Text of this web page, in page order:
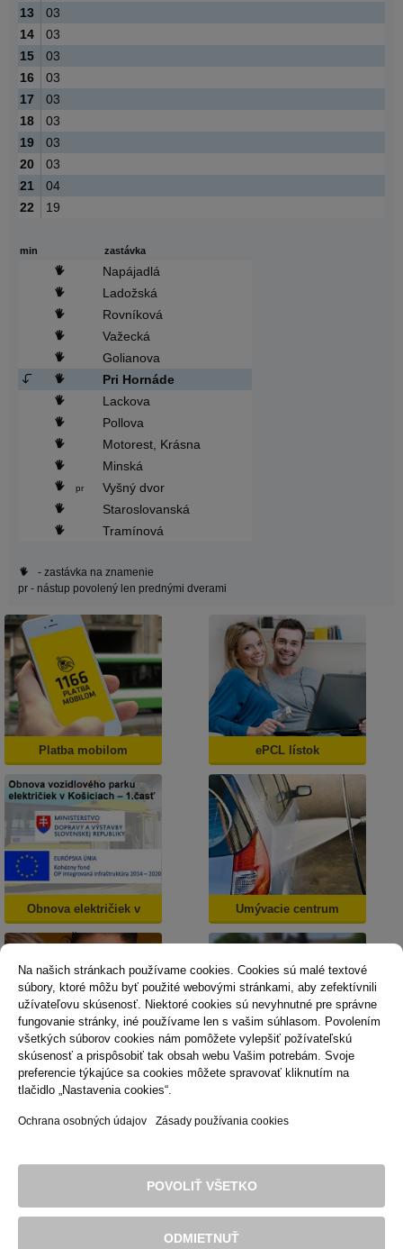
Na našich stránkach používame cookies. Cookies sú malé textové
súbory, ktoré môžu byť použité webovými stránkami, aby zefektívnili
užívateľovu skúsenosť. Niektoré cookies sú nevyhnutné pre správne
fungovanie stránky, iné používame len s vašim súhlasom. Povolením
všetkých súborov cookies nám pomôžete vylepšiť požívateľskú
skúsenosť a prispôsobiť tak obsah webu Vašim potrebám. Svoje
preferencie týkajúce sa cookies môžete spravovať kliknutím na
tlačidlo „Nastavenia cookies“.
Ochrana osobných údajov Zásady používania cookies
ODMIETNUŤ
POVOLIŤ VŠETKO
min zastávka
Napájadlá
Ladožská
Rovníková
Važecká
Golianova
Pri Hornáde
Lackova
Pollova
Motorest, Krásna
Minská
pr
Vyšný dvor
Staroslovanská
Tramínová
13
03
14
03
15
03
16
03
17
03
18
03
19
03
20
03
21
04
22
19
- zastávka na znamenie
pr - nástup povolený len prednými dverami
Platba mobilom ePCL lístok
Obnova električiek v
Košiciach
Umývacie centrum
Dopravná psychológia Mestská karta
Zásady používania cookies
© 2016 Dopravný podnik mesta Košice, akciová spoločnosť. Všetky
práva sú vyhradené.